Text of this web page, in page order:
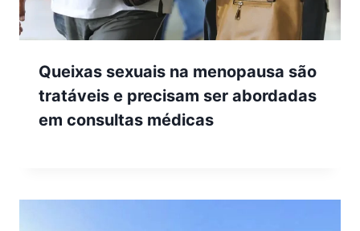
Queixas sexuais na menopausa são
tratáveis e precisam ser abordadas
em consultas médicas